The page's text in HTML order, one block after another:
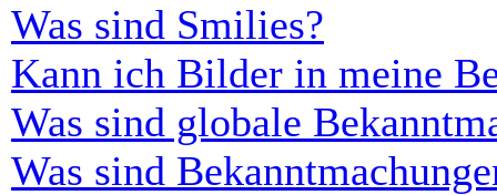
Was sind Smilies?
Kann ich Bilder in meine
Was sind globale
Was sind